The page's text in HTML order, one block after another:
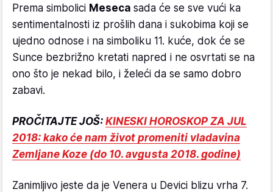
Prema simbolici Meseca sada će se sve vući ka
sentimentalnosti iz prošlih dana i sukobima koji se
ujedno odnose i na simboliku 11. kuće, dok će se
Sunce bezbrižno kretati napred i ne osvrtati se na
ono što je nekad bilo, i želeći da se samo dobro
zabavi.
PROČITAJTE JOŠ: KINESKI HOROSKOP ZA JUL
2018: kako će nam život promeniti vladavina
Zemljane Koze (do 10. avgusta 2018. godine)
Zanimljivo jeste da je Venera u Devici blizu vrha 7.